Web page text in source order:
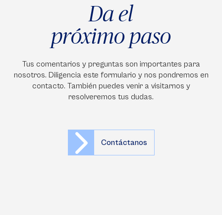
Da el
próximo paso
Tus comentarios y preguntas son importantes para
nosotros. Diligencia este formulario y nos pondremos en
contacto. También puedes venir a visitarnos y
resolveremos tus dudas.
Contáctanos